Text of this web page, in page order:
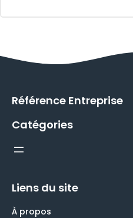
Référence Entreprise
Catégories
Liens du site
À propos